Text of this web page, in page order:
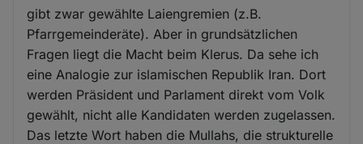
gibt zwar gewӓhlte Laiengremien (z.B.
Pfarrgemeinderӓte). Aber in grundsӓtzlichen
Fragen liegt die Macht beim Klerus. Da sehe ich
eine Analogie zur islamischen Republik Iran. Dort
werden Prӓsident und Parlament direkt vom Volk
gewӓhlt, nicht alle Kandidaten werden zugelassen.
Das letzte Wort haben die Mullahs, die strukturelle